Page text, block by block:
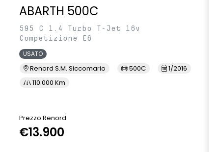
ABARTH 500C
595 C 1.4 Turbo T-Jet 16v
Competizione E6
USATO
Renord S.M. Siccomario 500C
1/2016
110.000 Km
Prezzo Renord
€13.900